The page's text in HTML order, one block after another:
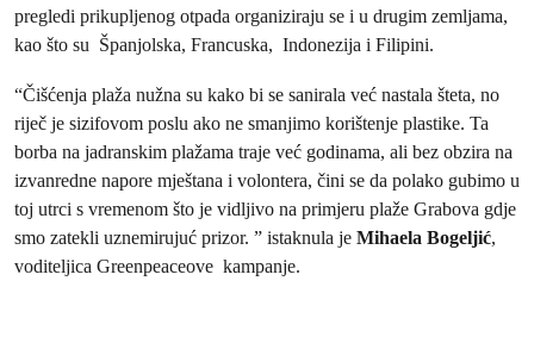
pregledi prikupljenog otpada organiziraju se i u drugim zemljama,
kao što su Španjolska, Francuska, Indonezija i Filipini.
“Čišćenja plaža nužna su kako bi se sanirala već nastala šteta, no
riječ je sizifovom poslu ako ne smanjimo korištenje plastike. Ta
borba na jadranskim plažama traje već godinama, ali bez obzira na
izvanredne napore mještana i volontera, čini se da polako gubimo u
toj utrci s vremenom što je vidljivo na primjeru plaže Grabova gdje
smo zatekli uznemirujuć prizor. ” istaknula je Mihaela Bogeljić,
voditeljica Greenpeaceove kampanje.